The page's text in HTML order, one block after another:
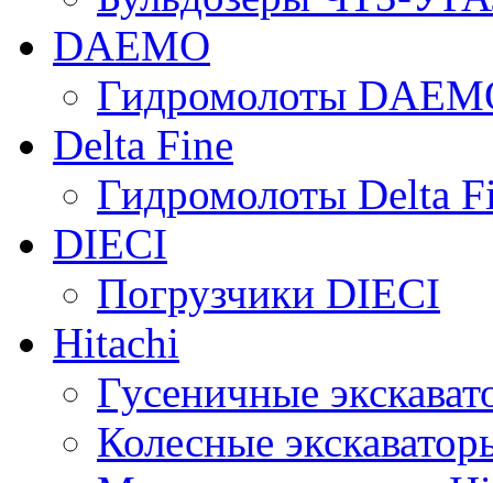
DAEMO
Гидромолоты
Delta Fine
Гидромолоты Delta
DIECI
Погрузчики DIECI
Hitachi
Гусеничные
Колесные